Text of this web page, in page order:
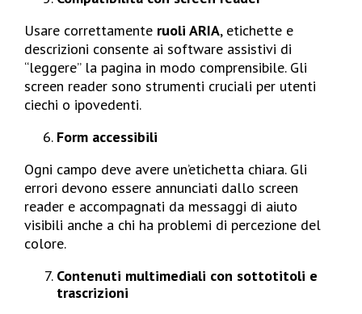
Usare correttamente ruoli ARIA, etichette e
descrizioni consente ai software assistivi di
“leggere” la pagina in modo comprensibile. Gli
screen reader sono strumenti cruciali per utenti
ciechi o ipovedenti.
Form accessibili
Ogni campo deve avere un’etichetta chiara. Gli
errori devono essere annunciati dallo screen
reader e accompagnati da messaggi di aiuto
visibili anche a chi ha problemi di percezione del
colore.
Contenuti multimediali con sottotitoli e
trascrizioni